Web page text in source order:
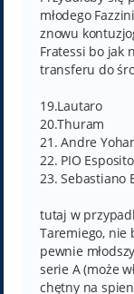
młodego
znowu
Fratessi bo jak
transferu do
19.Lautaro
20.Thuram
21. Andre
22. PIO Esposito
23. Sebastiano
tutaj w
Taremiego, nie
pewnie
serie A (może
chętny na